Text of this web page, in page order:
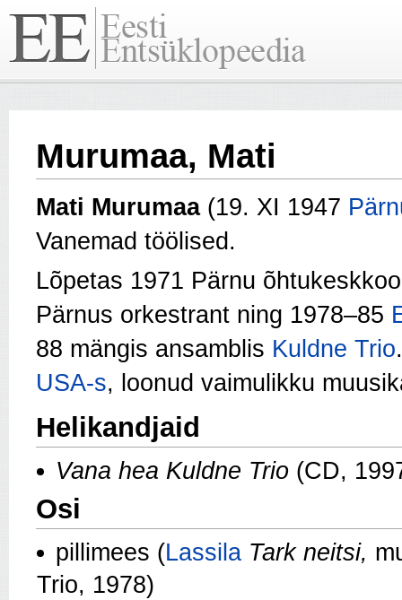
Murumaa, Mati
Mati Murumaa(19. XI 1947
Vanemad töölised.
Lõpetas 1971 Pärnu
Pärnus orkestrant ning 1978–85
88 mängis ansamblis Kuldne Trio
USA-s, loonud vaimulikku
Helikandjaid
Vana hea Kuldne Trio (CD,
Osi
pillimees (Lassila Tark neitsi,
Trio, 1978)